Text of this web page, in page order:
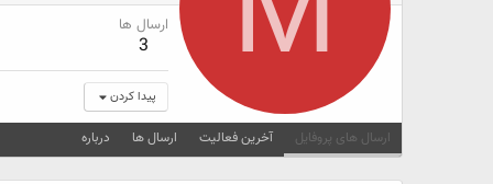
ارسال ها
3
پیدا کردن
ارسال های پروفایل آخرین فعالیت ارسال ها درباره